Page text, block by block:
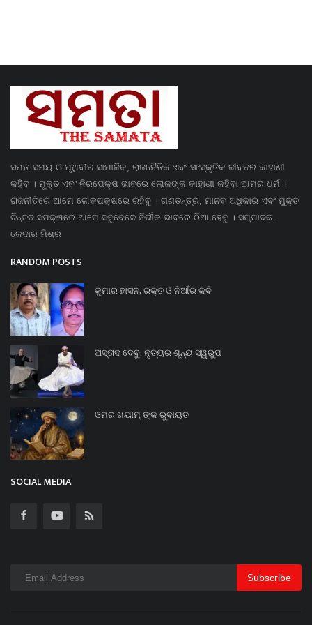
ସମତା ସମୟ ଓ ପୃଥିବୀର ସାମାଜିକ, ରାଜନୈତିକ ଏବଂ ସାଂସ୍କୃତିକ ଜୀବନର କାହାଣୀ
କହିବ । ମୁକ୍ତ ଏବଂ ନିରପେକ୍ଷ ଭାବରେ ଲୋକଙ୍କ କାହାଣୀ କହିବା ଆମର ଧର୍ମ ।
ରାଜନୀତିରେ ଆମେ ଲୋକପକ୍ଷରେ ରହିବୁ । ଗଣତନ୍ତ୍ର, ମାନବ ଅଧିକାର ଏବଂ ମୁକ୍ତ
ଚିନ୍ତନ ସପକ୍ଷରେ ଆମେ ସବୁବେଳେ ନିର୍ଭୀକ ଭାବରେ ଠିଆ ହେବୁ । ସମ୍ପାଦକ -
କେଦାର ମିଶ୍ର
RANDOM POSTS
କୁମାର ହାସନ, ରକ୍ତ ଓ ନିଆଁର କବି
ଅସ୍ତାଦ ଦେବୁ: ନୃତ୍ୟର ଶୂନ୍ୟ ସ୍ୱରୁପ
ଓମର ଖୟାମ୍ ଙ୍କ ରୁବାୟତ
SOCIAL MEDIA
Subscribe